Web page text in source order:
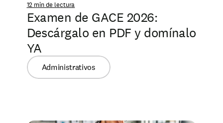
12 min de lectura
Examen de GACE 2026:
Descárgalo en PDF y domínalo
YA
Administrativos